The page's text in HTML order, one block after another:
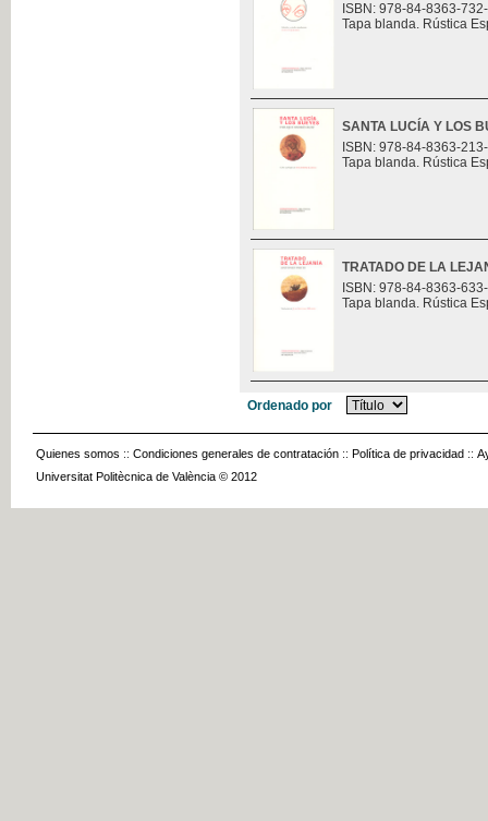
ISBN: 978-84-8363-
Tapa blanda. Rústica
SANTA LUCÍA Y LOS
ISBN: 978-84-8363-
Tapa blanda. Rústica
TRATADO DE LA
ISBN: 978-84-8363-
Tapa blanda. Rústica
Ordenado por
Quienes somos :: Condiciones generales de contratación :: Política de privacidad ::
Universitat Politècnica de València © 2012